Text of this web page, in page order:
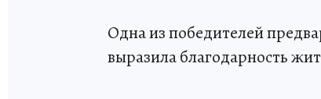
Одна из победителей
выразила благодарность